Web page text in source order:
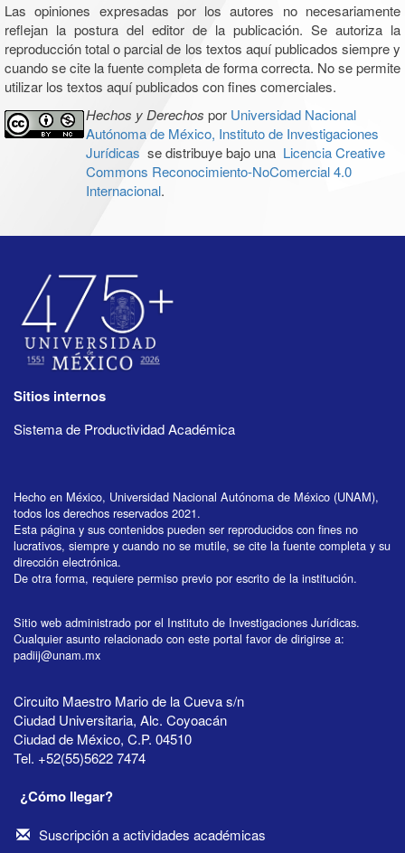
Las opiniones expresadas por los autores no necesariamente
reflejan la postura del editor de la publicación. Se autoriza la
reproducción total o parcial de los textos aquí publicados siempre y
cuando se cite la fuente completa de forma correcta. No se permite
utilizar los textos aquí publicados con fines comerciales.
Hechos y Derechos por Universidad Nacional
Autónoma de México, Instituto de Investigaciones
Jurídicas se distribuye bajo una Licencia Creative
Commons Reconocimiento-NoComercial 4.0
Internacional.
Sitios internos
Sistema de Productividad Académica
Hecho en México, Universidad Nacional Autónoma de México (UNAM),
todos los derechos reservados 2021.
Esta página y sus contenidos pueden ser reproducidos con fines no
lucrativos, siempre y cuando no se mutile, se cite la fuente completa y su
dirección electrónica.
De otra forma, requiere permiso previo por escrito de la institución.
Sitio web administrado por el Instituto de Investigaciones Jurídicas.
Cualquier asunto relacionado con este portal favor de dirigirse a:
padiij@unam.mx
Circuito Maestro Mario de la Cueva s/n
Ciudad Universitaria, Alc. Coyoacán
Ciudad de México, C.P. 04510
Tel. +52(55)5622 7474
¿Cómo llegar?
Suscripción a actividades académicas